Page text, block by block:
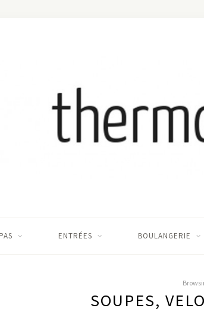
ENTRÉES BOULANGERIE
SOUPES,